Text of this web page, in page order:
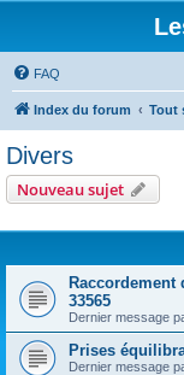
FAQ
Index du forum Tout
Divers
Nouveau sujet
Raccordement
33565
Dernier message
Prises
Dernier message